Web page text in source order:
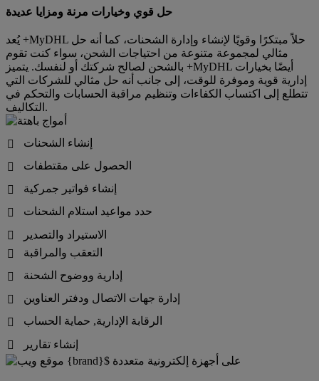
حل قوي وخيارات مرنة ومزايا عديدة
يُعد +MyDHL حلاً مبتكرًا وقويًا لإنشاء وإدارة الشحنات، كما أنه حل
مثالي لمجموعة متنوعة من احتياجات الشحن، سواء كنت تقوم
بالشحن لصالح شركتك أو لنفسك. يتميز +MyDHL أيضًا بخيارات
إدارية قوية وموفرة للوقت، إلى جانب أنه حل مثالي للشركات التي
تتطلع إلى اكتساب الكفاءات وتنظيم مراقبة الحسابات والتحكم في
التكاليف.

إنشاء الشحنات

الحصول على مقتطفات

إنشاء فواتير جمركية

حدد مواعيد استلام الشحنات

الاستيراد والتصدير

التعقب والمراقبة

إدارية ووضوح الشحنة

إدارة جهات الاتصال ودفتر العناوين

الرقابة الإدارية, حماية الحساب

إنشاء تقارير